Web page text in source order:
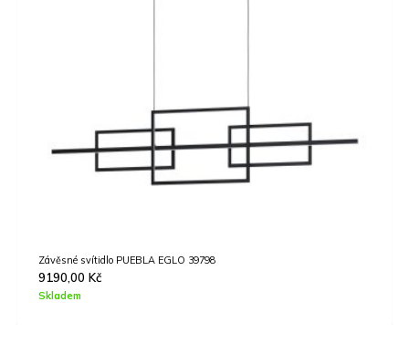
Závěsné svítidlo BERNABETA EGLO 39704